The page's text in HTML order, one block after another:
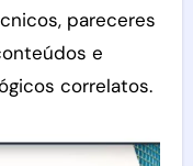
pareceres
e
correlatos.